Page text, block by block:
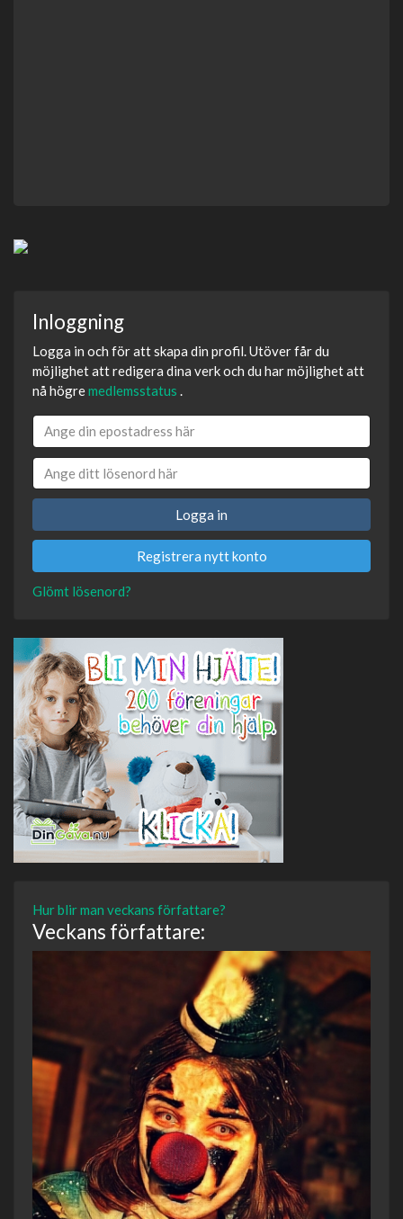
Inloggning
Logga in och för att skapa din profil. Utöver får du
möjlighet att redigera dina verk och du har möjlighet att
nå högremedlemsstatus .
Logga in
Registrera nytt konto
Glömt lösenord?
Hur blir man veckans författare?
Veckans författare: